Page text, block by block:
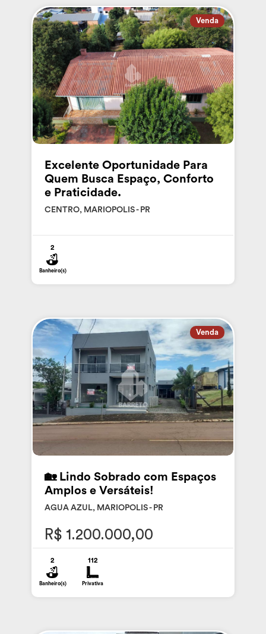
Venda
Excelente Oportunidade Para
Quem Busca Espaço, Conforto
e Praticidade.
CENTRO, MARIOPOLIS - PR
2
Banheiro(s)
Venda
🏡 Lindo Sobrado com Espaços
Amplos e Versáteis!
AGUA AZUL, MARIOPOLIS - PR
R$ 1.200.000,00
2
Banheiro(s)
112
Privativa